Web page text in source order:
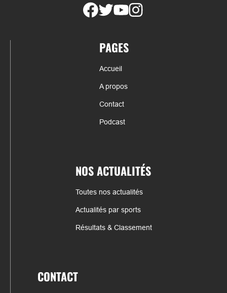
PAGES
Accueil
A propos
Contact
Podcast
NOS ACTUALITÉS
Toutes nos actualités
Actualités par sports
Résultats & Classement
CONTACT